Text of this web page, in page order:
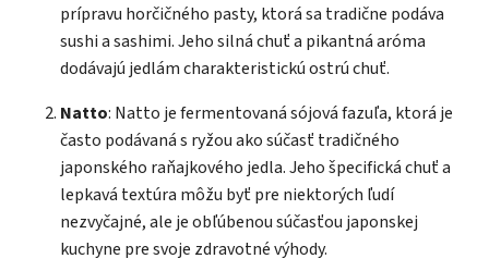
prípravu horčičného pasty, ktorá sa tradične podáva
sushi a sashimi. Jeho silná chuť a pikantná aróma
dodávajú jedlám charakteristickú ostrú chuť.
Natto: Natto je fermentovaná sójová fazuľa, ktorá je
často podávaná s ryžou ako súčasť tradičného
japonského raňajkového jedla. Jeho špecifická chuť a
lepkavá textúra môžu byť pre niektorých ľudí
nezvyčajné, ale je obľúbenou súčasťou japonskej
kuchyne pre svoje zdravotné výhody.